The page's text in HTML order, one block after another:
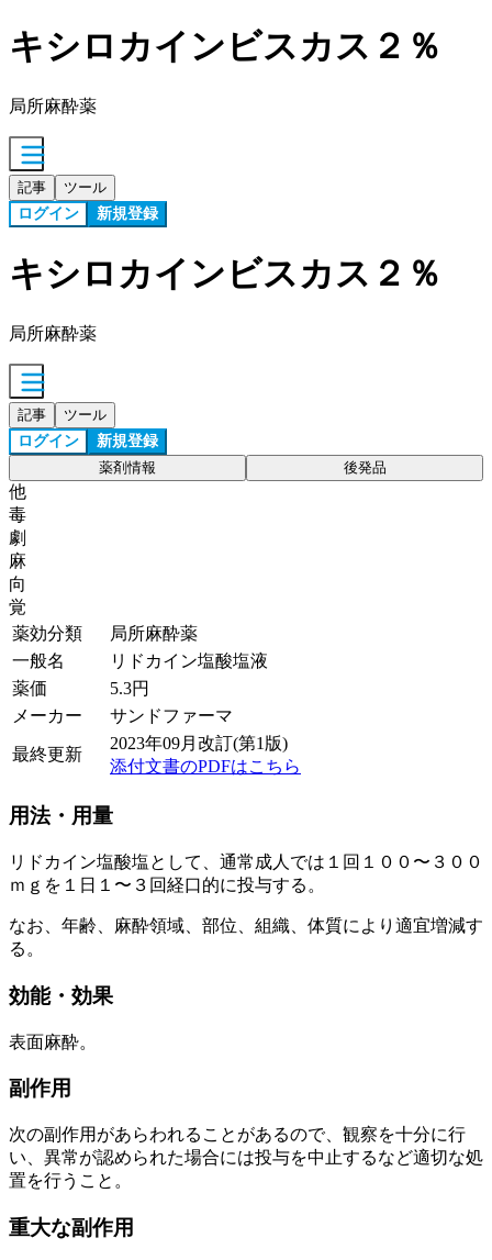
キシロカインビスカス２％
局所麻酔薬
記事 ツール
ログイン 新規登録
キシロカインビスカス２％
局所麻酔薬
記事 ツール
ログイン 新規登録
薬剤情報 後発品
他
毒
劇
麻
向
覚
薬効分類
局所麻酔薬
一般名
リドカイン塩酸塩液
薬価
5.3円
メーカー
サンドファーマ
最終更新
2023年09月改訂(第1版)
添付文書のPDFはこちら
用法・用量
リドカイン塩酸塩として、通常成人では１回１００〜３００
ｍｇを１日１〜３回経口的に投与する。
なお、年齢、麻酔領域、部位、組織、体質により適宜増減す
る。
効能・効果
表面麻酔。
副作用
次の副作用があらわれることがあるので、観察を十分に行
い、異常が認められた場合には投与を中止するなど適切な処
置を行うこと。
重大な副作用